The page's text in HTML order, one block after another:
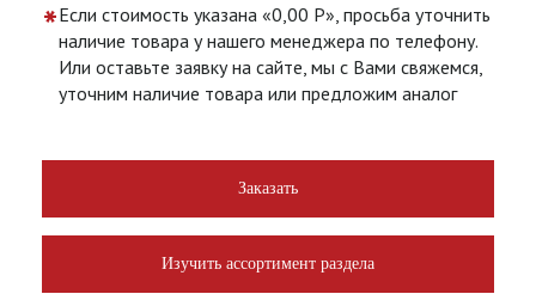
*Если стоимость указана «0,00 Р», просьба уточнить
наличие товара у нашего менеджера по телефону.
Или оставьте заявку на сайте, мы с Вами свяжемся,
уточним наличие товара или предложим аналог
Заказать
Изучить ассортимент раздела